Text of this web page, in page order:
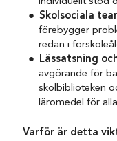
Skolsociala
förebygger
redan i
Lässatsning
avgörande för
skolbiblioteken
läromedel för
Varför är detta